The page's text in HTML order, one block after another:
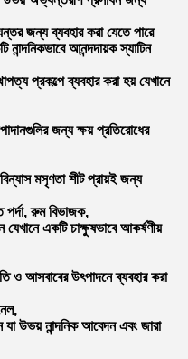
জন্য ব্যবহার করা যেতে পারে
আনন্দদায়ক স্যাটিন
প্রকল্পে ব্যবহার করা হয় যেখানে
জন্য ক্ষয় প্রতিরোধের
মসৃণতা শীট প্রায়ই জন্য
পর্দা, রুম বিভাজক,
একটি চাক্ষুষভাবে আকর্ষণীয়
ও আসবাবের উৎপাদনে ব্যবহার করা
উভয় নান্দনিক আবেদন এবং জারা